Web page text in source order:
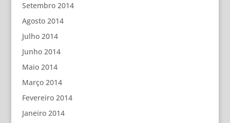
Setembro 2014
Agosto 2014
Julho 2014
Junho 2014
Maio 2014
Março 2014
Fevereiro 2014
Janeiro 2014